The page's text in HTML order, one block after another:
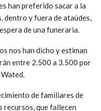
han preferido sacar a la
dentro y fuera de ataúdes,
de una funeraria.
nos han dicho y estiman
entre 2.500 a 3.500 por
de familiares de
recursos, que fallecen